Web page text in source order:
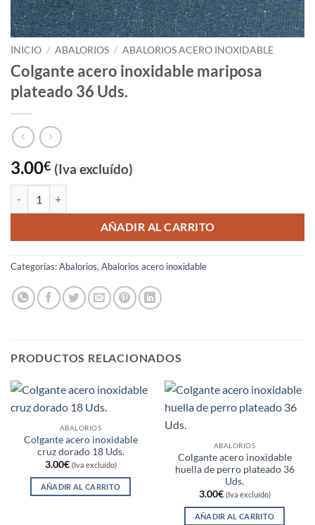
INICIO / ABALORIOS / ABALORIOS ACERO INOXIDABLE
Colgante acero inoxidable mariposa
plateado 36 Uds.
3.00€ (Iva excluído)
AÑADIR AL CARRITO
Categorías:Abalorios,Abalorios acero inoxidable
PRODUCTOS RELACIONADOS
ABALORIOS
Colgante acero inoxidable
cruz dorado 18 Uds.
3.00€ (Iva excluído)
AÑADIR AL CARRITO
ABALORIOS
Colgante acero inoxidable
huella de perro plateado 36
Uds.
3.00€ (Iva excluído)
AÑADIR AL CARRITO